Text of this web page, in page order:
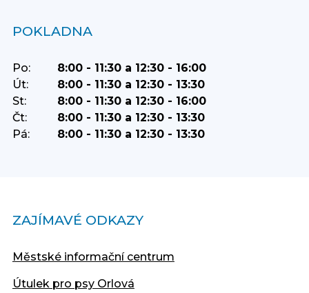
POKLADNA
Po:
8:00 - 11:30 a 12:30 - 16:00
Út:
8:00 - 11:30 a 12:30 - 13:30
St:
8:00 - 11:30 a 12:30 - 16:00
Čt:
8:00 - 11:30 a 12:30 - 13:30
Pá:
8:00 - 11:30 a 12:30 - 13:30
ZAJÍMAVÉ ODKAZY
Městské informační centrum
Útulek pro psy Orlová